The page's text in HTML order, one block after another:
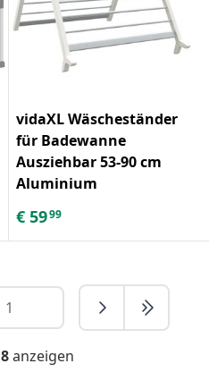
vidaXL Wäscheständer
für Badewanne
Ausziehbar 53-90 cm
Aluminium
€ 5999
8anzeigen